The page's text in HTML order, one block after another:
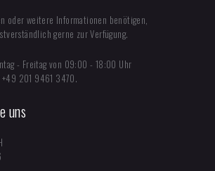
oder weitere Informationen benötigen,
gerne zur Verfügung.
- Freitag von 09:00 - 18:00 Uhr
201 9461 3470.
uns